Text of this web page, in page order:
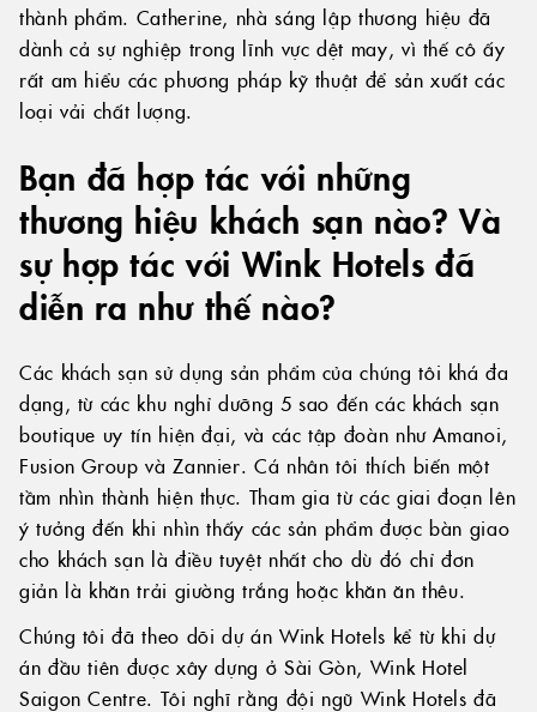
thành phẩm. Catherine, nhà sáng lập thương hiệu đã
dành cả sự nghiệp trong lĩnh vực dệt may, vì thế cô ấy
rất am hiểu các phương pháp kỹ thuật để sản xuất các
loại vải chất lượng.
Bạn đã hợp tác với những
thương hiệu khách sạn nào? Và
sự hợp tác với Wink Hotels đã
diễn ra như thế nào?
Các khách sạn sử dụng sản phẩm của chúng tôi khá đa
dạng, từ các khu nghỉ dưỡng 5 sao đến các khách sạn
boutique uy tín hiện đại, và các tập đoàn như Amanoi,
Fusion Group và Zannier. Cá nhân tôi thích biến một
tầm nhìn thành hiện thực. Tham gia từ các giai đoạn lên
ý tưởng đến khi nhìn thấy các sản phẩm được bàn giao
cho khách sạn là điều tuyệt nhất cho dù đó chỉ đơn
giản là khăn trải giường trắng hoặc khăn ăn thêu.
Chúng tôi đã theo dõi dự án Wink Hotels kể từ khi dự
án đầu tiên được xây dựng ở Sài Gòn, Wink Hotel
Saigon Centre. Tôi nghĩ rằng đội ngũ Wink Hotels đã